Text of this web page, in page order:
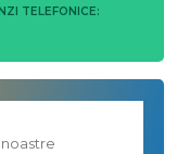
TELEFONICE: